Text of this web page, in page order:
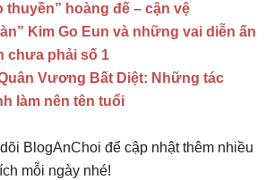
thuyền” hoàng đế – cận vệ
Kim Go Eun và những vai diễn ấn
chưa phải số 1
Vương Bất Diệt: Những tác
làm nên tên tuổi
BlogAnChoi để cập nhật thêm nhiều
mỗi ngày nhé!